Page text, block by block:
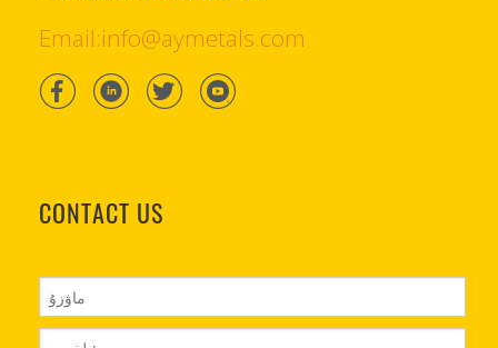
Email:info@aymetals.com
CONTACT US